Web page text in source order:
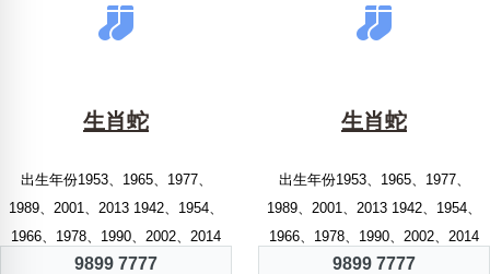
生肖蛇
出生年份1953、1965、1977、
1989、2001、2013 1942、1954、
1966、1978、1990、2002、2014
9899 7777
生肖蛇
出生年份1953、1965、1977、
1989、2001、2013 1942、1954、
1966、1978、1990、2002、2014
9899 7777